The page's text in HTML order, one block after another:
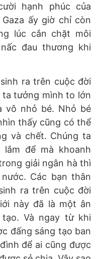
hạnh phúc của
ấy giờ chỉ còn
lúc cắn chặt môi
đau thương khi
ra trên cuộc đời
ta tưởng mình to lớn
vô nhỏ bé. Nhỏ bé
thấy cũng có thể
và chết. Chúng ta
để mà khoanh
giải ngân hà thì
Các bạn thân
ra trên cuộc đời
này đã là một ân
Và ngay từ khi
đấng sáng tạo ban
để ai cũng được